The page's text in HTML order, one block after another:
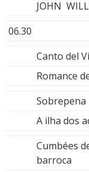
JOHN
06.30
Canto del
Romance
A ilha dos
Cumbées
barroca